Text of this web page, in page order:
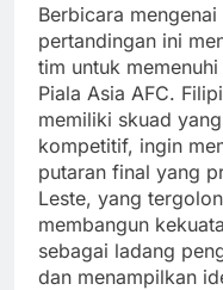
Berbicara
pertandingan ini
tim untuk
Piala Asia AFC.
memiliki skuad
kompetitif, ingin
putaran final yang
Leste, yang
membangun
sebagai ladang
dan menampilkan